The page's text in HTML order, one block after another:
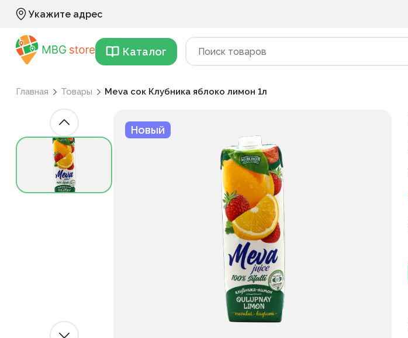
Укажите адрес
Каталог
Главная Товары Meva сок Клубника яблоко лимон 1л
Новый